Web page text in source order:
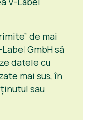
de mai
GmbH să
datele cu
mai sus, în
sau